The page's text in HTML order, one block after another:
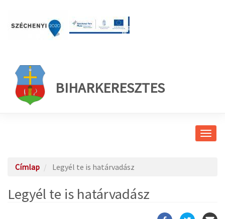
BIHARKERESZTES
Címlap Legyél te is határvadász
Legyél te is határvadász